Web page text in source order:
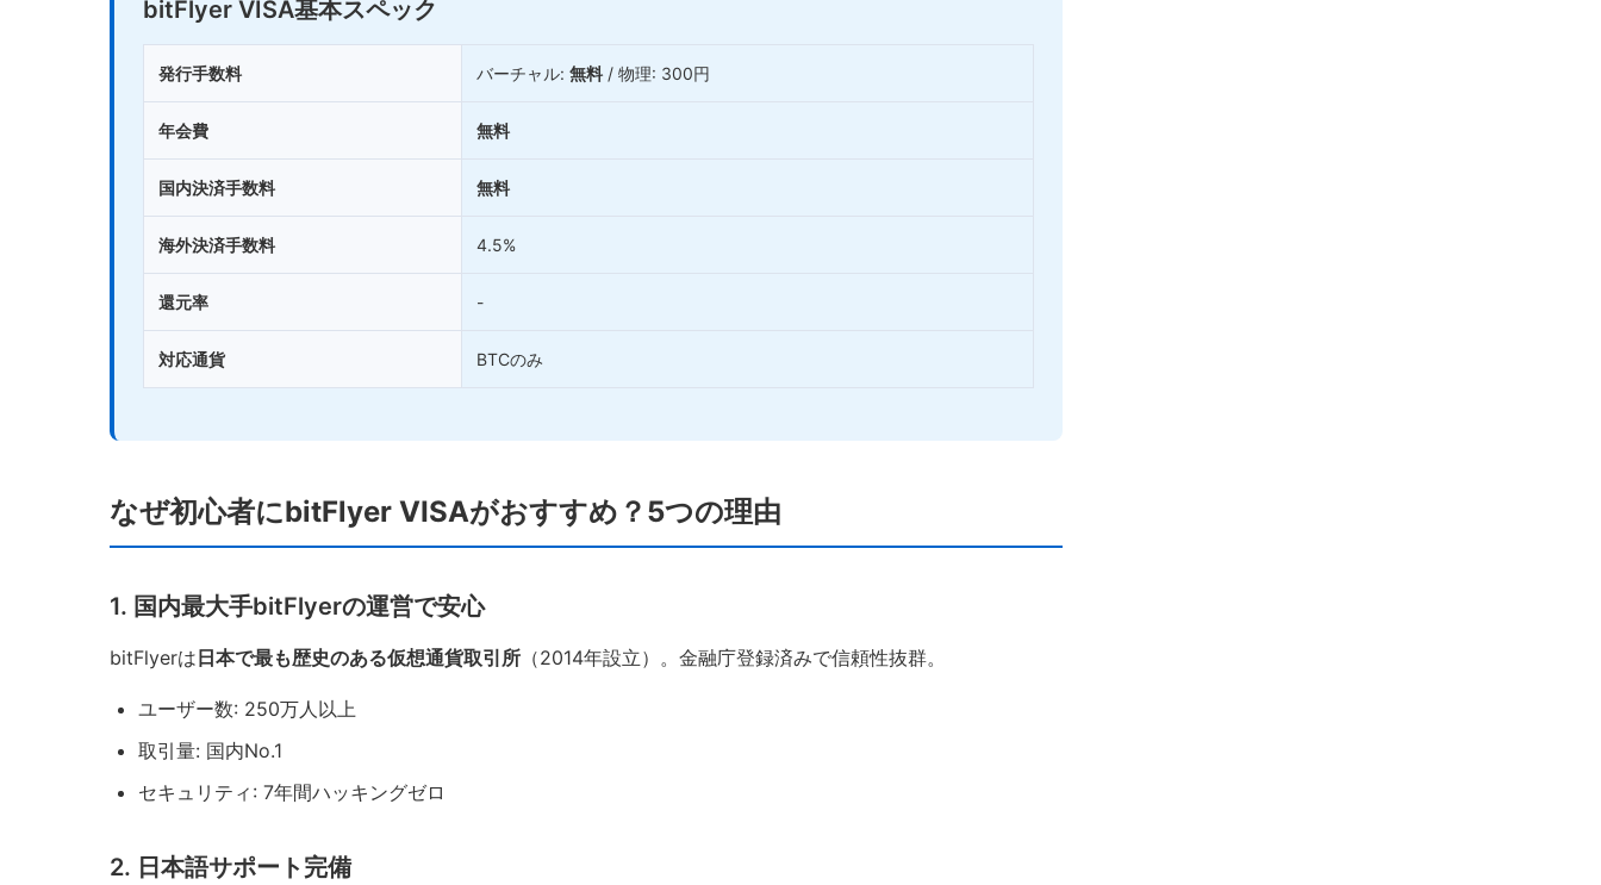
bitFlyer VISA基本スペック
発行手数料 バーチャル: 無料 / 物理: 300円
年会費 無料
国内決済手数料 無料
海外決済手数料 4.5%
還元率 -
対応通貨 BTCのみ
なぜ初心者にbitFlyer VISAがおすすめ？5つの理由
1. 国内最大手bitFlyerの運営で安心
bitFlyerは日本で最も歴史のある仮想通貨取引所 （2014年設立）。金融庁登録済みで信頼性抜群。
ユーザー数: 250万人以上
取引量: 国内No.1
セキュリティ: 7年間ハッキングゼロ
2. 日本語サポート完備